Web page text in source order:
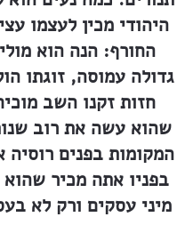
היהודי מכין לעצמו
החורף: הנה הוא
גדולה עמוסה, זוגתו
חזות זקנו השב
שהוא עשה את רוב
המקומות בפנים רוסיה
בפניו אתה מכיר
מיני עסקים ורק לא